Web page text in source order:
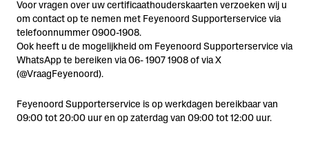
Voor vragen over uw certificaathouderskaarten verzoeken wij u
om contact op te nemen met Feyenoord Supporterservice via
telefoonnummer 0900-1908.
Ook heeft u de mogelijkheid om Feyenoord Supporterservice via
WhatsApp te bereiken via 06- 1907 1908 of via X
(@VraagFeyenoord).
Feyenoord Supporterservice is op werkdagen bereikbaar van
09:00 tot 20:00 uur en op zaterdag van 09:00 tot 12:00 uur.